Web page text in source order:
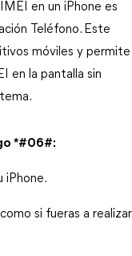
en un iPhone es
Teléfono. Este
móviles y permite
en la pantalla sin
*#06#:
iPhone.
si fueras a realizar